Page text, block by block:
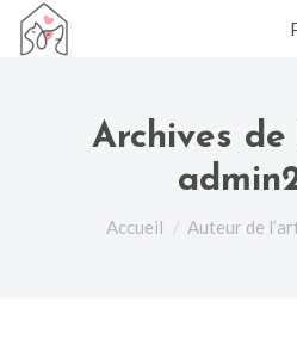
Archives de
Vous êtes ici :
Accueil Auteur de